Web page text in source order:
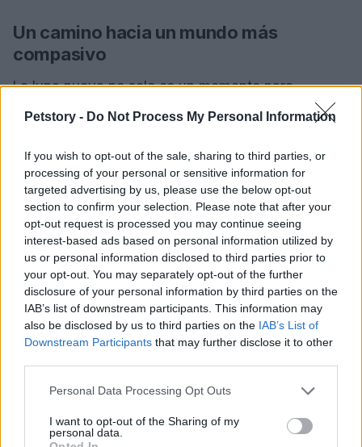
Petstory - Do Not Process My Personal Information
If you wish to opt-out of the sale, sharing to third parties, or
processing of your personal or sensitive information for
targeted advertising by us, please use the below opt-out
section to confirm your selection. Please note that after your
opt-out request is processed you may continue seeing
interest-based ads based on personal information utilized by
us or personal information disclosed to third parties prior to
your opt-out. You may separately opt-out of the further
disclosure of your personal information by third parties on the
IAB’s list of downstream participants. This information may
also be disclosed by us to third parties on the IAB’s List of
Downstream Participants that may further disclose it to other
Please note that this website/app uses one or more Google
not limited to your visit or usage behaviour. You may click to
grant or deny consent to Google and its third-party tags to
Personal Data Processing Opt Outs
I want to opt-out of the Sharing of my
personal data.
Un camino hacia un mundo más
compasivo
La luna nueva no solo es un momento para
reflexionar sobre nuestras propias intenciones, sino
Al sumar nuestras energías en un esfuerzo
colectivo, podemos elevar la frecuencia del
bienestar para todos los seres. En este sentido, la
comunidad Animal Friendly Life se dedica a crear
temas mensuales que se alineen con las lunas
nuevas y llenas, fomentando un enfoque unificado
hacia el cuidado animal.
El inicio de un nuevo ciclo lunar simboliza el
momento ideal para la introspección y la
renovación. Aunque la luna no es visible durante
esta fase, su energía es propicia para establecer
intencionesque promueven nuevos comienzos. A
diferencia de la luna llena, que es ideal para soltar